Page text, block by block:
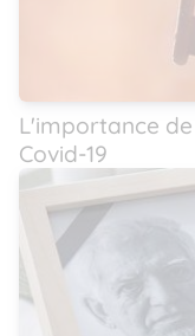
L'importance
Covid-19